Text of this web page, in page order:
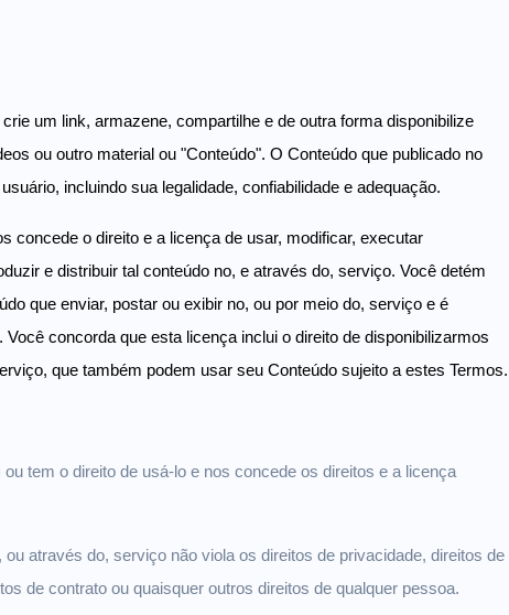
um link, armazene, compartilhe e de outra forma disponibilize
ou outro material ou "Conteúdo". O Conteúdo que publicado no
incluindo sua legalidade, confiabilidade e adequação.
concede o direito e a licença de usar, modificar, executar
e distribuir tal conteúdo no, e através do, serviço. Você detém
que enviar, postar ou exibir no, ou por meio do, serviço e é
concorda que esta licença inclui o direito de disponibilizarmos
que também podem usar seu Conteúdo sujeito a estes Termos.
tem o direito de usá-lo e nos concede os direitos e a licença
através do, serviço não viola os direitos de privacidade, direitos de
de contrato ou quaisquer outros direitos de qualquer pessoa.